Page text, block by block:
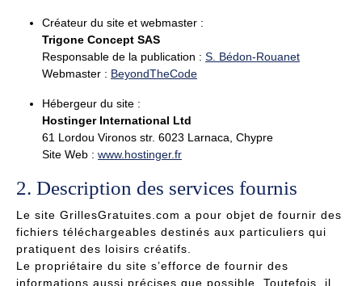
Créateur du site et webmaster :
Trigone Concept SAS
Responsable de la publication : S. Bédon-Rouanet
Webmaster : BeyondTheCode
Hébergeur du site :
Hostinger International Ltd
61 Lordou Vironos str. 6023 Larnaca, Chypre
Site Web : www.hostinger.fr
2. Description des services fournis
Le site GrillesGratuites.com a pour objet de fournir des
fichiers téléchargeables destinés aux particuliers qui
pratiquent des loisirs créatifs.
Le propriétaire du site s’efforce de fournir des
informations aussi précises que possible. Toutefois, il